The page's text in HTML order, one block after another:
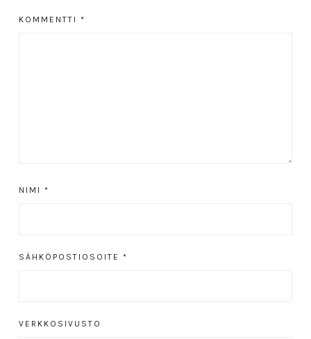
KOMMENTTI *
NIMI *
SÄHKÖPOSTIOSOITE *
VERKKOSIVUSTO